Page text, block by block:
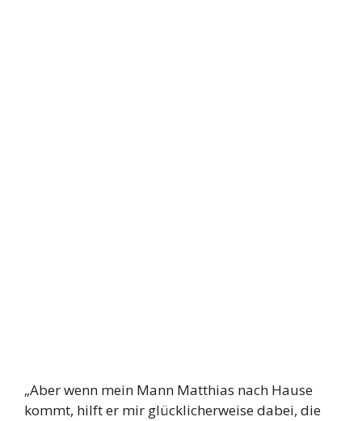
„Aber wenn mein Mann Matthias nach Hause
kommt, hilft er mir glücklicherweise dabei, die